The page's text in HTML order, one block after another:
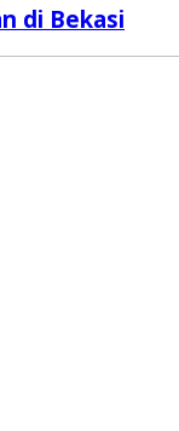
di Bekasi